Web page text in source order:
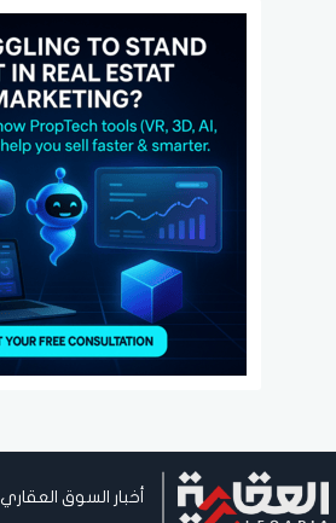
أخبار السوق العقاري